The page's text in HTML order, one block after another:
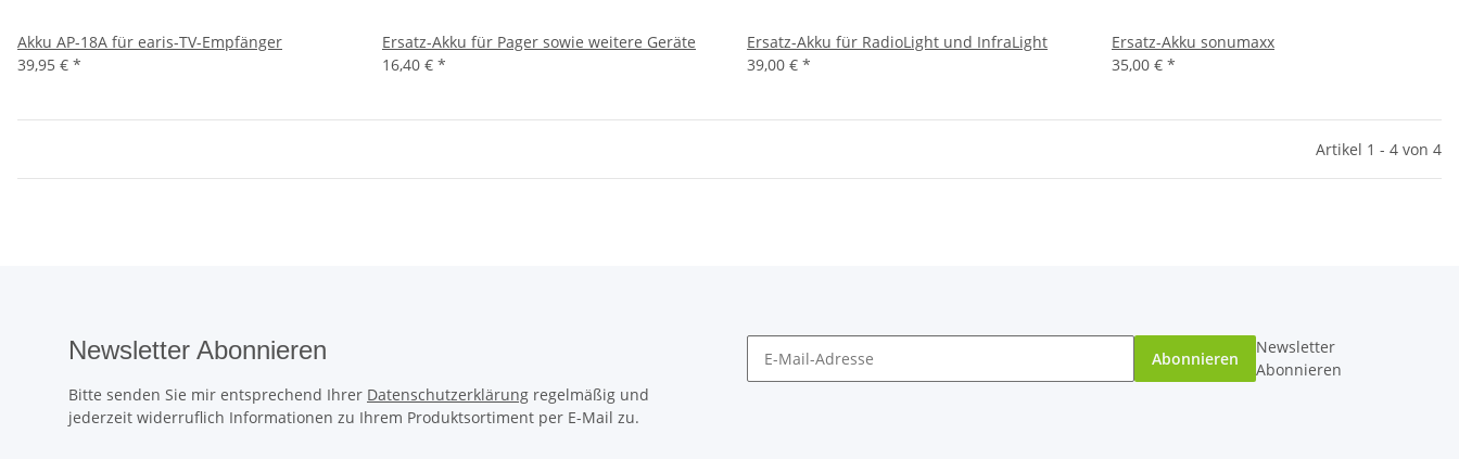
Akku AP-18A für earis-TV-Empfänger
39,95 € *
Ersatz-Akku für Pager sowie weitere Geräte
16,40 € *
Ersatz-Akku für RadioLight und InfraLight
39,00 € *
Ersatz-Akku sonumaxx
35,00 € *
Artikel 1 - 4 von 4
Newsletter Abonnieren
Bitte senden Sie mir entsprechend Ihrer Datenschutzerklärung regelmäßig und
jederzeit widerruflich Informationen zu Ihrem Produktsortiment per E-Mail zu.
Abonnieren
Newsletter
Abonnieren